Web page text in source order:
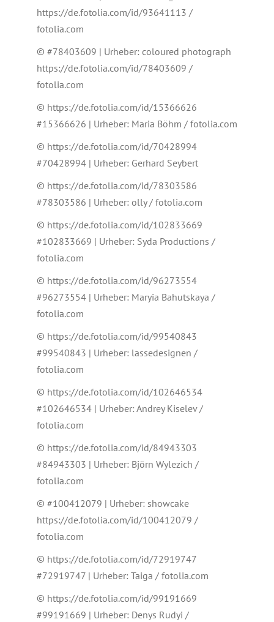
https://de.fotolia.com/id/93641113 /
fotolia.com
© #78403609 | Urheber: coloured photograph
https://de.fotolia.com/id/78403609 /
fotolia.com
© https://de.fotolia.com/id/15366626
#15366626 | Urheber: Maria Böhm / fotolia.com
© https://de.fotolia.com/id/70428994
#70428994 | Urheber: Gerhard Seybert
© https://de.fotolia.com/id/78303586
#78303586 | Urheber: olly / fotolia.com
© https://de.fotolia.com/id/102833669
#102833669 | Urheber: Syda Productions /
fotolia.com
© https://de.fotolia.com/id/96273554
#96273554 | Urheber: Maryia Bahutskaya /
fotolia.com
© https://de.fotolia.com/id/99540843
#99540843 | Urheber: lassedesignen /
fotolia.com
© https://de.fotolia.com/id/102646534
#102646534 | Urheber: Andrey Kiselev /
fotolia.com
© https://de.fotolia.com/id/84943303
#84943303 | Urheber: Björn Wylezich /
fotolia.com
© #100412079 | Urheber: showcake
https://de.fotolia.com/id/100412079 /
fotolia.com
© https://de.fotolia.com/id/72919747
#72919747 | Urheber: Taiga / fotolia.com
© https://de.fotolia.com/id/99191669
#99191669 | Urheber: Denys Rudyi /